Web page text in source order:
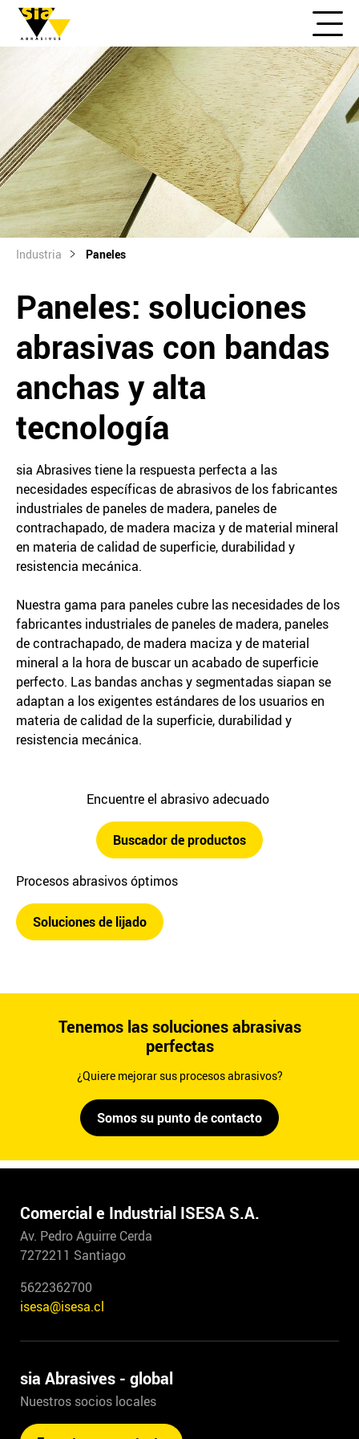
Industria Paneles
Paneles: soluciones
abrasivas con bandas
anchas y alta
tecnología
sia Abrasives tiene la respuesta perfecta a las
necesidades específicas de abrasivos de los fabricantes
industriales de paneles de madera, paneles de
contrachapado, de madera maciza y de material mineral
en materia de calidad de superficie, durabilidad y
resistencia mecánica.
Nuestra gama para paneles cubre las necesidades de los
fabricantes industriales de paneles de madera, paneles
de contrachapado, de madera maciza y de material
mineral a la hora de buscar un acabado de superficie
perfecto. Las bandas anchas y segmentadas siapan se
adaptan a los exigentes estándares de los usuarios en
materia de calidad de la superficie, durabilidad y
resistencia mecánica.
Encuentre el abrasivo adecuado
Buscador de productos
Procesos abrasivos óptimos
Soluciones de lijado
Tenemos las soluciones abrasivas
perfectas
¿Quiere mejorar sus procesos abrasivos?
Somos su punto de contacto
Comercial e Industrial ISESA S.A.
Av. Pedro Aguirre Cerda
7272211 Santiago
5622362700
isesa@isesa.cl
sia Abrasives - global
Nuestros socios locales